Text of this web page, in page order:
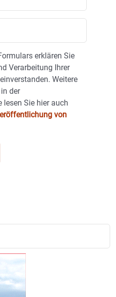
erklären Sie
Verarbeitung Ihrer
Weitere
der
lesen Sie hier auch
von